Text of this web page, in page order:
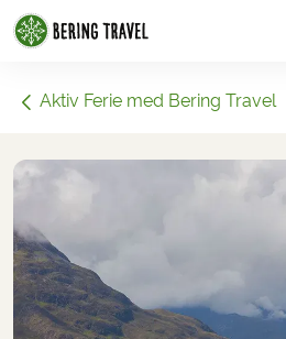
1
Aktiv Ferie med Bering Travel